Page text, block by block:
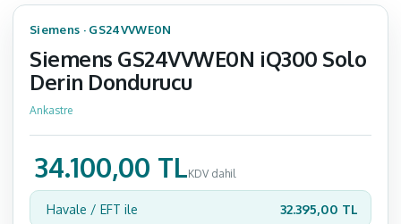
Siemens · GS24VVWE0N
Siemens GS24VVWE0N iQ300 Solo
Derin Dondurucu
Ankastre
34.100,00 TLKDV dahil
Havale / EFT ile 32.395,00 TL